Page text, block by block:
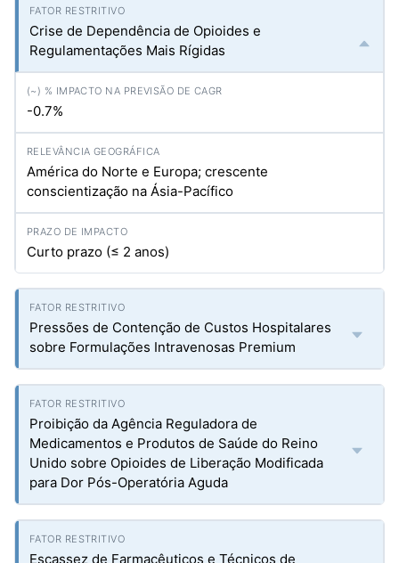
Crise de Dependência de Opioides e
Regulamentações Mais Rígidas
-0.7%
América do Norte e Europa; crescente
conscientização na Ásia-Pacífico
Curto prazo (≤ 2 anos)
Pressões de Contenção de Custos Hospitalares
sobre Formulações Intravenosas Premium
Proibição da Agência Reguladora de
Medicamentos e Produtos de Saúde do Reino
Unido sobre Opioides de Liberação Modificada
para Dor Pós-Operatória Aguda
Escassez de Farmacêuticos e Técnicos de